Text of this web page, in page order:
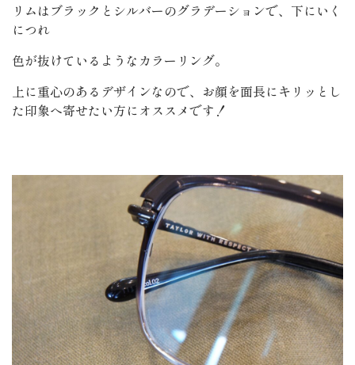
リムはブラックとシルバーのグラデーションで、下にいく
につれ
色が抜けているようなカラーリング。
上に重心のあるデザインなので、お顔を面長にキリッとし
た印象へ寄せたい方にオススメです！